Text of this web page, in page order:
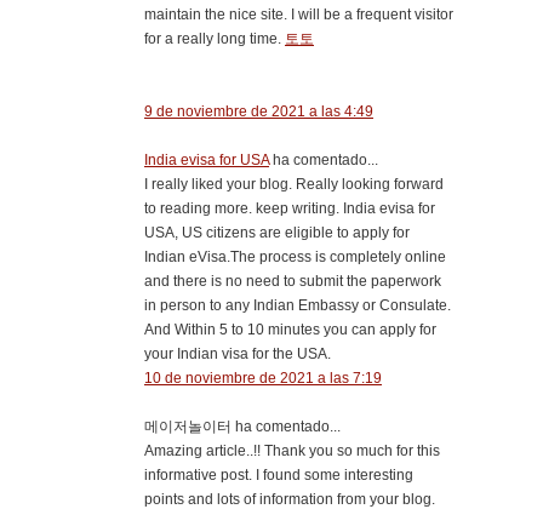
maintain the nice site. I will be a frequent visitor
for a really long time.
토토
9 de noviembre de 2021 a las 4:49
India evisa for USAha comentado...
I really liked your blog. Really looking forward
to reading more. keep writing. India evisa for
USA, US citizens are eligible to apply for
Indian eVisa.The process is completely online
and there is no need to submit the paperwork
in person to any Indian Embassy or Consulate.
And Within 5 to 10 minutes you can apply for
your Indian visa for the USA.
10 de noviembre de 2021 a las 7:19
메이저놀이터 ha comentado...
Amazing article..!! Thank you so much for this
informative post. I found some interesting
points and lots of information from your blog.